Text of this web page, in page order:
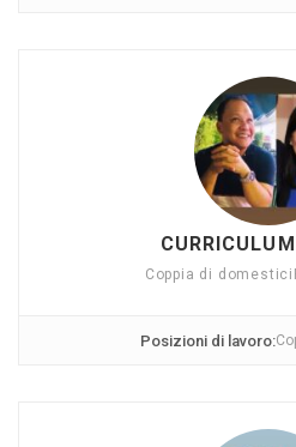
Coppia di domestici
Posizioni di lavoro: